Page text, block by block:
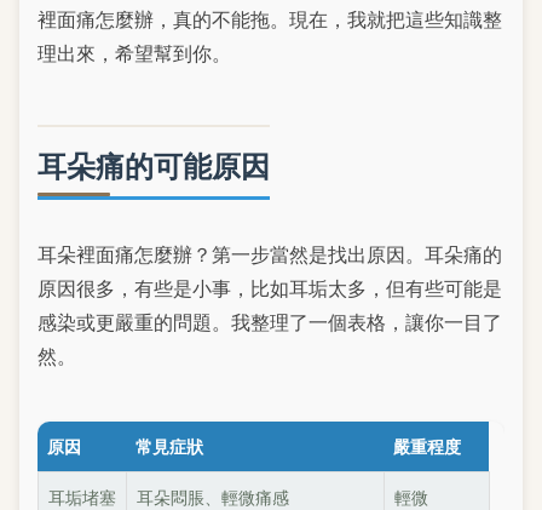
裡面痛怎麼辦，真的不能拖。現在，我就把這些知識整
理出來，希望幫到你。
耳朵痛的可能原因
耳朵裡面痛怎麼辦？第一步當然是找出原因。耳朵痛的
原因很多，有些是小事，比如耳垢太多，但有些可能是
感染或更嚴重的問題。我整理了一個表格，讓你一目了
然。
原因 常見症狀 嚴重程度
耳垢堵塞 耳朵悶脹、輕微痛感 輕微